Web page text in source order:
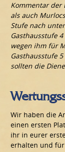
Kommentar der
als auch
Stufe nach
Gasthausstufe
wegen ihm für
Gasthausstufe
sollten die
Wir haben die
einen ersten
ihr in eurer
erhalten und